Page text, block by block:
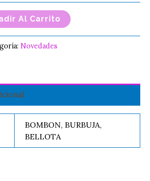
Al Carrito
Novedades
BOMBON, BURBUJA,
BELLOTA